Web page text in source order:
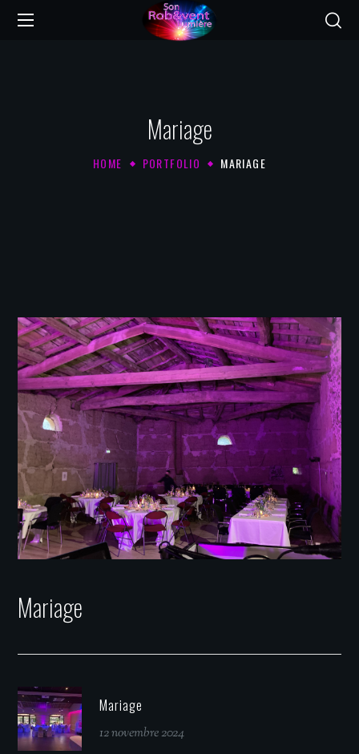
Mariage
HOME PORTFOLIO MARIAGE
Mariage
Mariage
12 novembre 2024